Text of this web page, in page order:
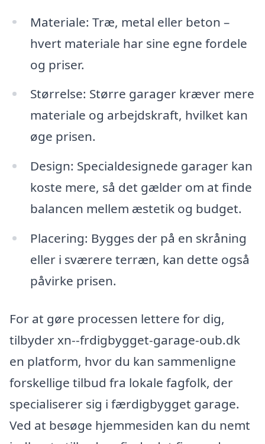
Materiale: Træ, metal eller beton –
hvert materiale har sine egne fordele
og priser.
Størrelse: Større garager kræver mere
materiale og arbejdskraft, hvilket kan
øge prisen.
Design: Specialdesignede garager kan
koste mere, så det gælder om at finde
balancen mellem æstetik og budget.
Placering: Bygges der på en skråning
eller i sværere terræn, kan dette også
påvirke prisen.
For at gøre processen lettere for dig,
tilbyder xn--frdigbygget-garage-oub.dk
en platform, hvor du kan sammenligne
forskellige tilbud fra lokale fagfolk, der
specialiserer sig i færdigbygget garage.
Ved at besøge hjemmesiden kan du nemt